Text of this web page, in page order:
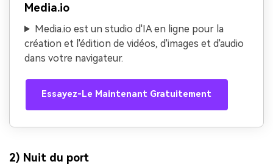
Media.io
Media.io est un studio d'IA en ligne pour la
création et l'édition de vidéos, d'images et d'audio
dans votre navigateur.
Essayez-Le Maintenant Gratuitement
2) Nuit du port